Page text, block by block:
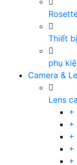
Thiết
phụ
Camera &
Lens
+
+
+
+
+